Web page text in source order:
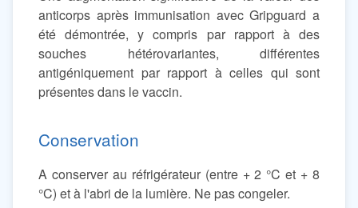
anticorps après immunisation avec Gripguard a
été démontrée, y compris par rapport à des
souches hétérovariantes, différentes
antigéniquement par rapport à celles qui sont
présentes dans le vaccin.
Conservation
A conserver au réfrigérateur (entre + 2 °C et + 8
°C) et à l'abri de la lumière. Ne pas congeler.